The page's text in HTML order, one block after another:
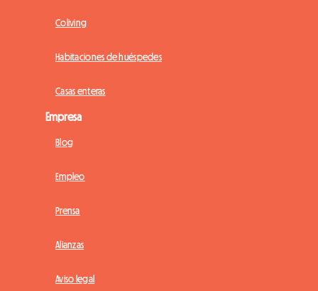
Coliving
Habitaciones de huéspedes
Casas enteras
Empresa
Blog
Empleo
Prensa
Alianzas
Aviso legal